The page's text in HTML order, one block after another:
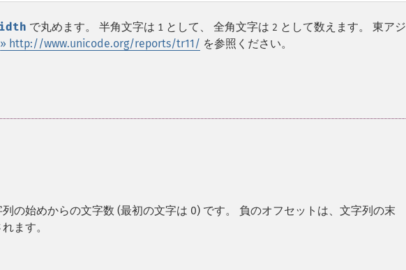
で丸めます。 半角文字は 1 として、 全角文字は 2 として数えます。 東アジ
» http://www.unicode.org/reports/tr11/ を参照ください。
の始めからの文字数 (最初の文字は 0) です。 負のオフセットは、文字列の末
ます。